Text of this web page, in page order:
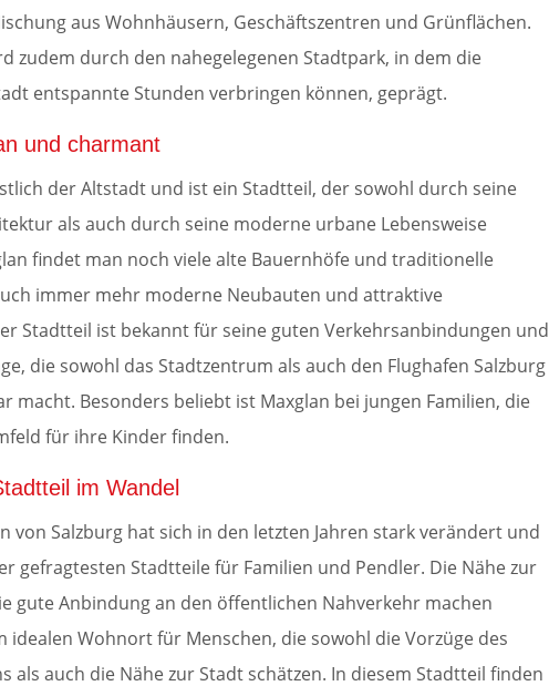
aus Wohnhäusern, Geschäftszentren und Grünflächen.
zudem durch den nahegelegenen Stadtpark, in dem die
entspannte Stunden verbringen können, geprägt.
und charmant
der Altstadt und ist ein Stadtteil, der sowohl durch seine
als auch durch seine moderne urbane Lebensweise
findet man noch viele alte Bauernhöfe und traditionelle
immer mehr moderne Neubauten und attraktive
Stadtteil ist bekannt für seine guten Verkehrsanbindungen und
die sowohl das Stadtzentrum als auch den Flughafen Salzburg
macht. Besonders beliebt ist Maxglan bei jungen Familien, die
für ihre Kinder finden.
im Wandel
von Salzburg hat sich in den letzten Jahren stark verändert und
gefragtesten Stadtteile für Familien und Pendler. Die Nähe zur
gute Anbindung an den öffentlichen Nahverkehr machen
idealen Wohnort für Menschen, die sowohl die Vorzüge des
als auch die Nähe zur Stadt schätzen. In diesem Stadtteil finden